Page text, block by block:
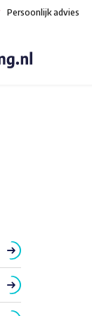
Persoonlijk advies